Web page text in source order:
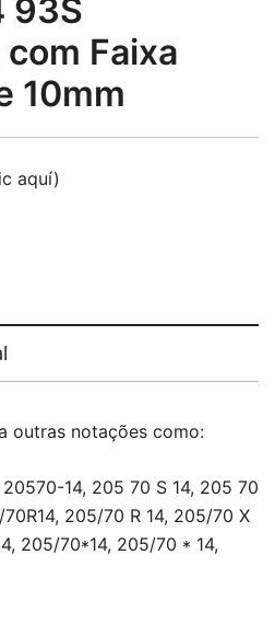
93S
Faixa
10mm
aquí)
outras notações como:
14, 205 70 S 14, 205 70
205/70 R 14, 205/70 X
205/70*14, 205/70 * 14,